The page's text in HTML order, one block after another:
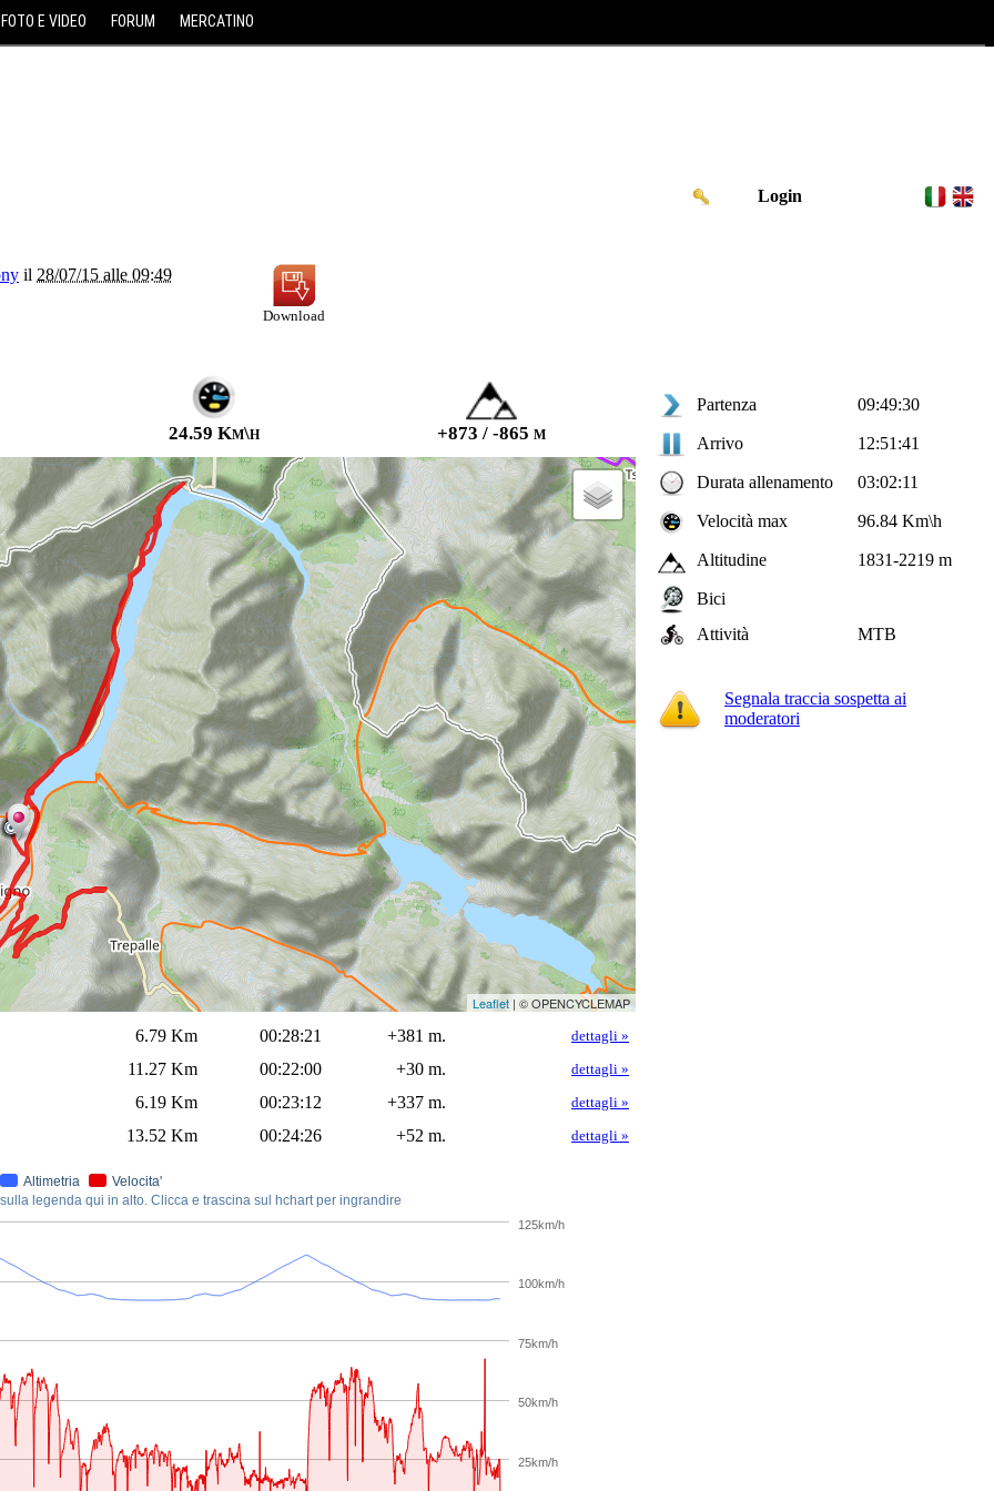
FOTO E VIDEO FORUM MERCATINO
Login
il 28/07/15 alle 09:49
Download
24.59 Km\h +873 / -865 m
Leaflet | © OPENCYCLEMAP
6.79 Km 00:28:21 +381 m. dettagli »
11.27 Km 00:22:00 +30 m. dettagli »
6.19 Km 00:23:12 +337 m. dettagli »
13.52 Km 00:24:26 +52 m. dettagli »
legenda qui in alto. Clicca e trascina sul hchart per ingrandire
Altimetria Velocita'
25km/h
50km/h
75km/h
100km/h
125km/h
Partenza 09:49:30
Arrivo 12:51:41
Durata allenamento 03:02:11
Velocità max 96.84 Km\h
Altitudine 1831-2219 m
Bici
Attività
MTB
Segnala traccia sospetta ai
moderatori